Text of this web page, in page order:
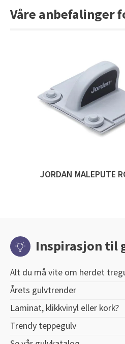
Våre anbefalinger
JORDAN MALEPUTE
Inspirasjon til
Alt du må vite om herdet
Årets gulvtrender
Laminat, klikkvinyl eller kork?
Trendy teppegulv